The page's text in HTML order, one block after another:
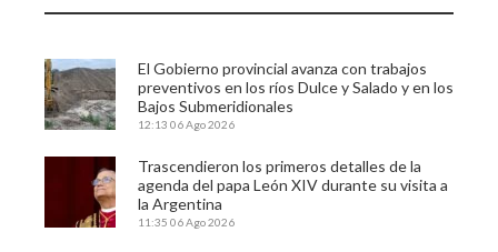
El Gobierno provincial avanza con trabajos
preventivos en los ríos Dulce y Salado y en los
Bajos Submeridionales
12:13 06 Ago 2026
Trascendieron los primeros detalles de la
agenda del papa León XIV durante su visita a
la Argentina
11:35 06 Ago 2026